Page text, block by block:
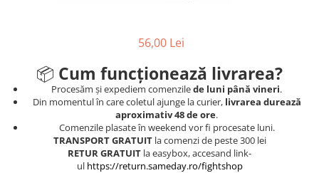
56,00 Lei
📦 Cum funcționează livrarea?
Procesăm și expediem comenzilede luni până vineri.
Din momentul în care coletul ajunge la curier, livrarea durează
aproximativ 48 de ore.
Comenzile plasate în weekend vor fi procesate luni.
TRANSPORT GRATUITla comenzi de peste 300 lei
RETUR GRATUIT la easybox, accesand link-
ul https://return.sameday.ro/fightshop